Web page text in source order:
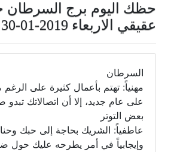
حظك اليوم برج السرطان
عقيقي الاربعاء 2019-01-30
السرطان
مهنياً: تهتم بأعمال كثيرة على
على عام جديد، إلا أن اتصالاتك تبدو
بعض التوتر
عاطفياً: الشريك بحاجة إلى حبك
وإيجابياً في أمر يطرحه عليك حول